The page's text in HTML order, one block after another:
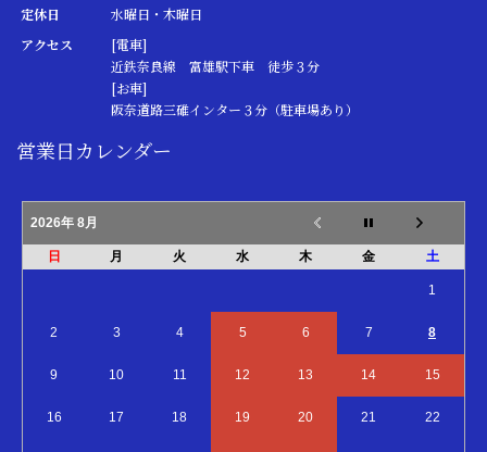
定休日
水曜日・木曜日
アクセス
[電車]
近鉄奈良線 富雄駅下車 徒歩３分
[お車]
阪奈道路三碓インター３分（駐車場あり）
営業日カレンダー
2026年 8月
日 月 火 水 木 金 土
1
2 3 4 5 6 7 8
9 10 11 12 13 14 15
16 17 18 19 20 21 22